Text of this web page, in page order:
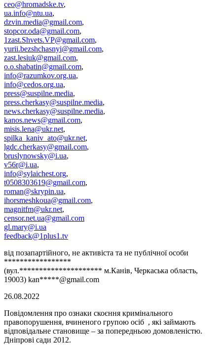
ceo@hromadske.tv,
ua.info@ntu.ua,
dzvin.media@gmail.com,
stopcor.oda@gmail.com,
1zast.Shvets.VP@gmail.com,
yurii.bezshchasnyi@gmail.com,
zast.lesiuk@gmail.com,
o.o.shabatin@gmail.com,
info@razumkov.org.ua,
info@cedos.org.ua,
press@suspilne.media,
press.cherkasy@suspilne.media,
news.cherkasy@suspilne.media,
kanos.news@gmail.com,
misis.lena@ukr.net,
spilka_kaniv_ato@ukr.net,
lgdc.cherkasy@gmail.com,
bruslynowsky@i.ua,
v56r@i.ua,
info@sylaichest.org,
t0508303619@gmail.com,
roman@skrypin.ua,
ihorsmeshkoua@gmail.com,
magnitfm@ukr.net,
censor.net.ua@gmail.com
gl.mary@i.ua
feedback@1plus1.tv
від позапартійного, не активіста та не публічної особи
*****************
(вул.********************* м.Канів, Черкаська область,
19003) kan*****@gmail.com
26.08.2022
Повідомлення про ознаки скоєння кримінального
правопорушення, вчиненого групою осіб , які займають
відповідальне становище – за попередньою домовленістю.
Дніпрові сади 2012.